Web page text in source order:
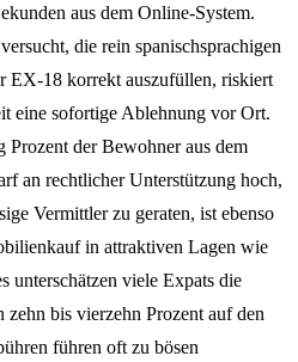
aus dem Online-System.
die rein spanischsprachigen
EX-18 korrekt auszufüllen, riskiert
eine sofortige Ablehnung vor Ort.
der Bewohner aus dem
an rechtlicher Unterstützung hoch,
Vermittler zu geraten, ist ebenso
in attraktiven Lagen wie
unterschätzen viele Expats die
bis vierzehn Prozent auf den
führen oft zu bösen